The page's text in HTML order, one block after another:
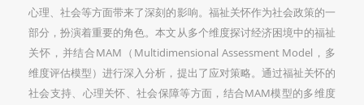
心理、社会等方面带来了深刻的影响。福祉关怀作为社会政策的一
部分，扮演着重要的角色。本文从多个维度探讨经济困境中的福祉
关怀，并结合MAM（Multidimensional Assessment Model，多
维度评估模型）进行深入分析，提出了应对策略。通过福祉关怀的
社会支持、心理关怀、社会保障等方面，结合MAM模型的多维度